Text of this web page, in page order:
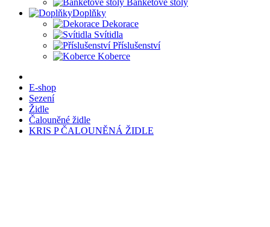
Banketové stoly
Doplňky
Dekorace
Svítidla
Příslušenství
Koberce
E-shop
Sezení
Židle
Čalouněné židle
KRIS P ČALOUNĚNÁ ŽIDLE